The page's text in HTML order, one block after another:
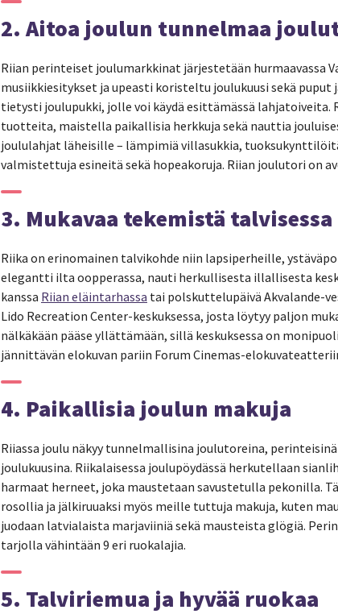
2. Aitoa joulun tunnelmaa
Riian perinteiset joulumarkkinat järjestetään hurmaavassa
musiikkiesitykset ja upeasti koristeltu joulukuusi sekä
tietysti joulupukki, jolle voi käydä esittämässä
tuotteita, maistella paikallisia herkkuja sekä nauttia
joululahjat läheisille – lämpimiä villasukkia,
valmistettuja esineitä sekä hopeakoruja. Riian joulutori on
3. Mukavaa tekemistä talvisessa
Riika on erinomainen talvikohde niin lapsiperheille,
elegantti ilta oopperassa, nauti herkullisesta illallisesta
kanssa Riian eläintarhassa tai polskuttelupäivä Akvalande-
Lido Recreation Center-keskuksessa, josta löytyy paljon
nälkäkään pääse yllättämään, sillä keskuksessa on
jännittävän elokuvan pariin Forum Cinemas-
4. Paikallisia joulun makuja
Riiassa joulu näkyy tunnelmallisina joulutoreina,
joulukuusina. Riikalaisessa joulupöydässä herkutellaan
harmaat herneet, joka maustetaan savustetulla pekonilla.
rosollia ja jälkiruuaksi myös meille tuttuja makuja, kuten
juodaan latvialaista marjaviiniä sekä mausteista glögiä.
tarjolla vähintään 9 eri ruokalajia.
5. Talviriemua ja hyvää ruokaa